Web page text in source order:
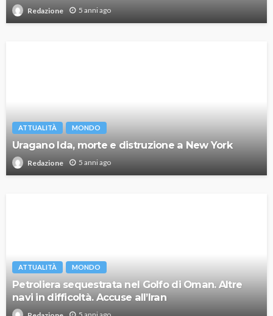
Redazione 5 anni ago
ATTUALITÀ MONDO
Uragano Ida, morte e distruzione a New York
Redazione 5 anni ago
ATTUALITÀ MONDO
Petroliera sequestrata nel Golfo di Oman. Altre
navi in difficoltà. Accuse all’Iran